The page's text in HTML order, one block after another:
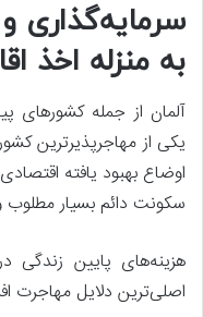
سرمایه‌گذاری
به منزله اخذ
آلمان از جمله کشورهای
یکی از مهاجرپذیرترین
اوضاع بهبود یافته
سکونت دائم بسیار
هزینه‌های پایین زندگی
اصلی‌ترین دلایل مهاجرت